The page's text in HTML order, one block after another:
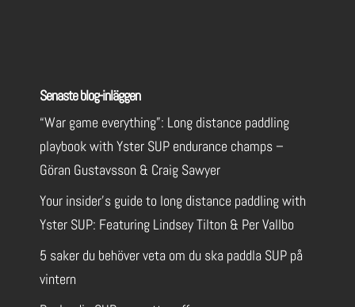
Senaste blog-inläggen
“War game everything”: Long distance paddling
playbook with Yster SUP endurance champs –
Göran Gustavsson & Craig Sawyer
Your insider’s guide to long distance paddling with
Yster SUP: Featuring Lindsey Tilton & Per Vallbo
5 saker du behöver veta om du ska paddla SUP på
vintern